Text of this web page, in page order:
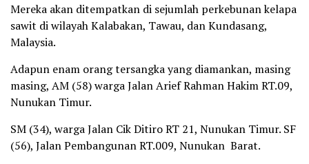
Mereka akan ditempatkan di sejumlah perkebunan kelapa
sawit di wilayah Kalabakan, Tawau, dan Kundasang,
Malaysia.
Adapun enam orang tersangka yang diamankan, masing
masing, AM (58) warga Jalan Arief Rahman Hakim RT.09,
Nunukan Timur.
SM (34), warga Jalan Cik Ditiro RT 21, Nunukan Timur. SF
(56), Jalan Pembangunan RT.009, Nunukan Barat.